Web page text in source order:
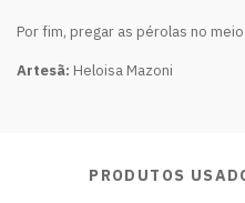
Por fim, pregar as pérolas no
Artesã: Heloisa Mazoni
PRODUTOS